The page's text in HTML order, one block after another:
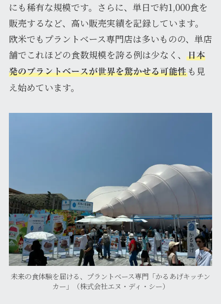
にも稀有な規模です。さらに、単日で約1,000食を
販売するなど、高い販売実績を記録しています。
欧米でもプラントベース専門店は多いものの、単店
舗でこれほどの食数規模を誇る例は少なく、
日本
発のプラントベースが世界を驚かせる可能性も見
え始めています。
未来の食体験を届ける、プラントベース専門「かるあげキッチン
カー」（株式会社エヌ・ディ・シー）